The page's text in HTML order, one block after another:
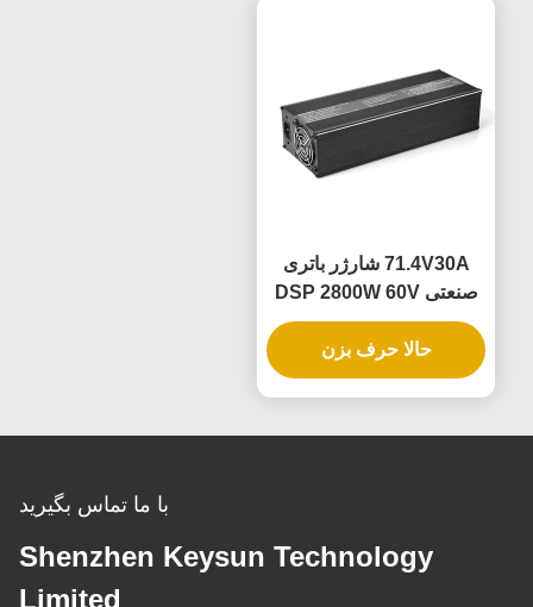
71.4V30A شارژر باتری
صنعتی DSP 2800W 60V
72V 88V 30A برای سیستم
های باتری AGV فورک لیفت
خودروهای الکتریکی
حالا حرف بزن
با ما تماس بگیرید
Shenzhen Keysun Technology
Limited